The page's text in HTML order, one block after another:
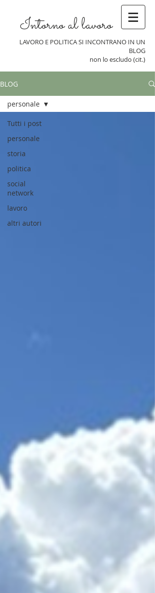
Intorno al lavoro
LAVORO E POLITICA SI INCONTRANO IN UN
BLOG
non lo escludo (cit.)
BLOG
Tutti i post
personale
storia
politica
social
network
lavoro
altri autori
personale